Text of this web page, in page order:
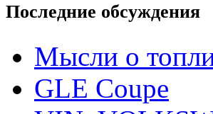
Последние обсуждения
Мысли о
GLE Coupe